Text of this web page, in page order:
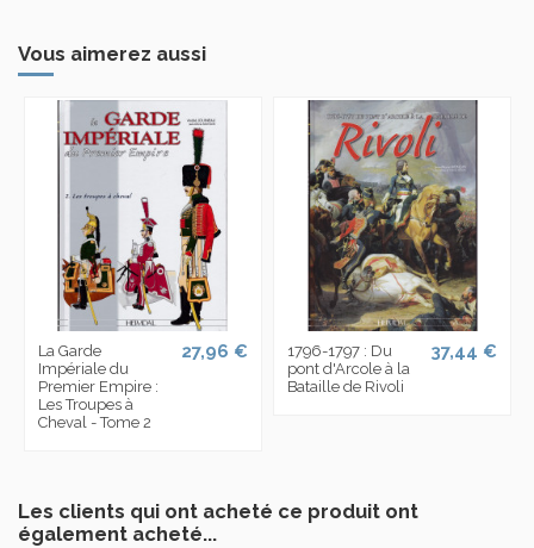
Vous aimerez aussi
La Garde
Impériale du
Premier Empire :
Les Troupes à
Cheval - Tome 2
27,96 €
1796-1797 : Du
pont d'Arcole à la
Bataille de Rivoli
37,44 €
Les clients qui ont acheté ce produit ont
également acheté...